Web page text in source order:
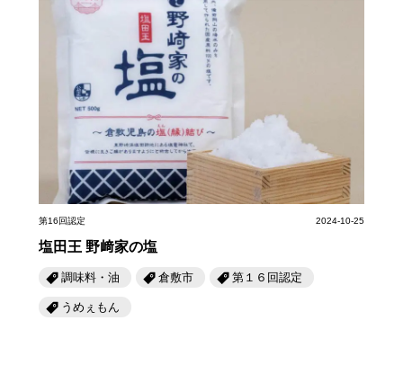
第16回認定 2024-10-25
塩田王 野﨑家の塩
調味料・油 倉敷市 第１６回認定
うめぇもん